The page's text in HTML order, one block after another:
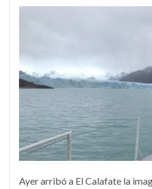
Ayer arribó a El Calafate la